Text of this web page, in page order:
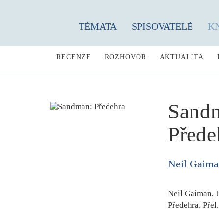
TÉMATA SPISOVATELÉ
RECENZE ROZHOVOR AKTUALITA
Neil
Neil Gaiman,
Předehra. Přel.